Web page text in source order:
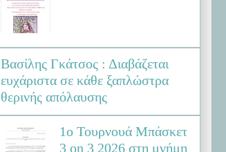
Βασίλης Γκάτσος : Διαβάζεται
ευχάριστα σε κάθε ξαπλώστρα
θερινής απόλαυσης
1ο Τουρνουά Μπάσκετ
3 on 3 2026 στη μνήμη